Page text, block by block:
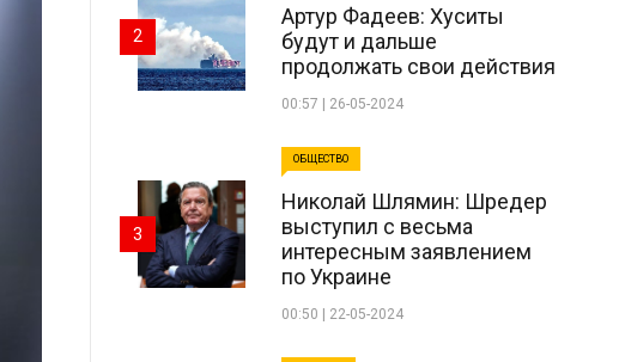
Артур Фадеев: Хуситы
будут и дальше
продолжать свои действия
00:57 | 26-05-2024
2
ОБЩЕСТВО
Николай Шлямин: Шредер
выступил с весьма
интересным заявлением
по Украине
00:50 | 22-05-2024
3